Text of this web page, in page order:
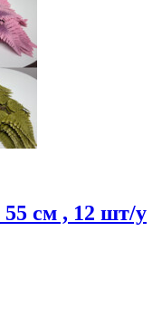
55 см , 12 шт/у